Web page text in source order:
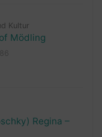
Kultur
Mödling
Regina –